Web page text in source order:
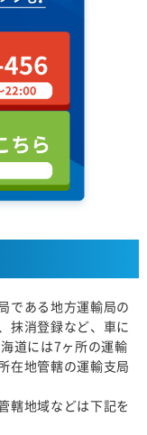
である地方運輸局の
抹消登録など、車に
道には7ヶ所の運輸
在地管轄の運輸支局
轄地域などは下記を